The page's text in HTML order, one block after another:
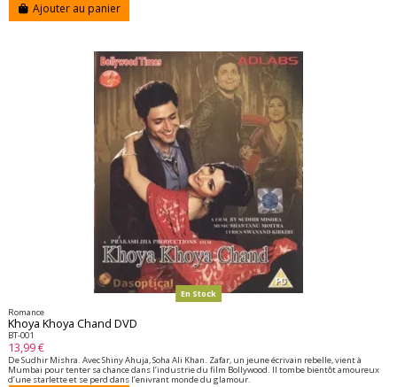
Ajouter au panier
En Stock
Romance
Khoya Khoya Chand DVD
BT-001
13,99 €
De Sudhir Mishra. Avec Shiny Ahuja, Soha Ali Khan. Zafar, un jeune écrivain rebelle, vient à
Mumbai pour tenter sa chance dans l’industrie du film Bollywood. Il tombe bientôt amoureux
d’une starlette et se perd dans l’enivrant monde du glamour.